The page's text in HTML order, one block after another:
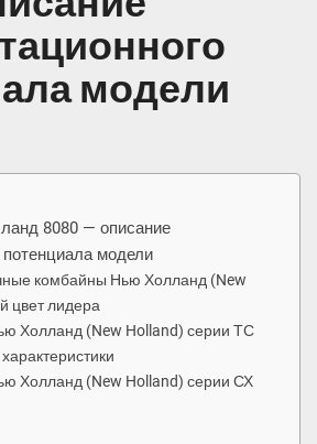
модели
8080 — описание
потенциала модели
комбайны Нью Холланд (New
цвет лидера
Холланд (New Holland) серии ТС
Холланд (New Holland) серии СХ